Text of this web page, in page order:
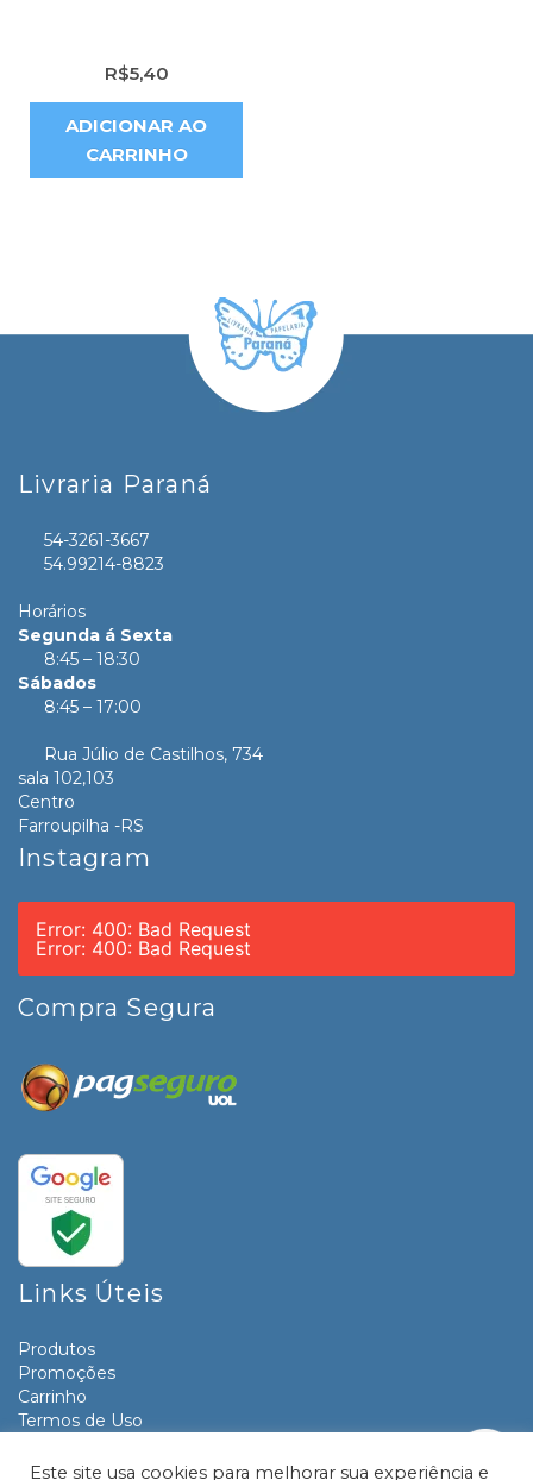
R$5,40
ADICIONAR AO
CARRINHO
Livraria Paraná
54-3261-3667
54.99214-8823
Horários
Segunda á Sexta
8:45 – 18:30
Sábados
8:45 – 17:00
Rua Júlio de Castilhos, 734
sala 102,103
Centro
Farroupilha -RS
Instagram
Error: 400: Bad Request
Error: 400: Bad Request
Compra Segura
Links Úteis
Produtos
Promoções
Carrinho
Termos de Uso
Contato
Este site usa cookies para melhorar sua experiência e